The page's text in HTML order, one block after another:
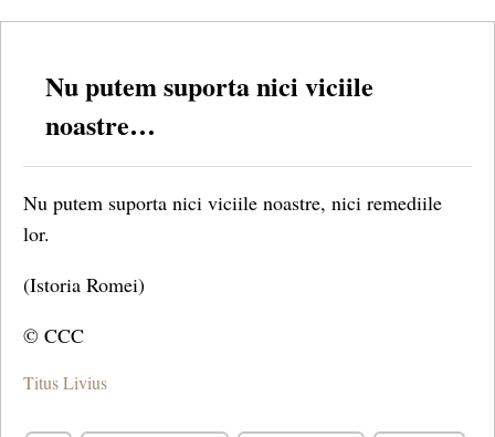
Nu putem suporta nici viciile
noastre…
Nu putem suporta nici viciile noastre, nici remediile
lor.
(Istoria Romei)
© CCC
Titus Livius